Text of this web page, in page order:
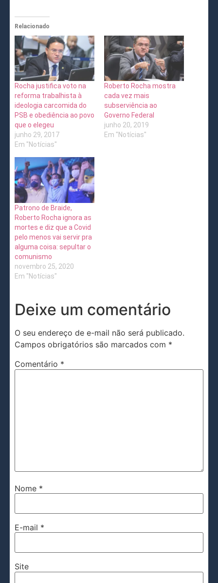
Relacionado
Rocha justifica voto na
reforma trabalhista à
ideologia carcomida do
PSB e obediência ao povo
que o elegeu
junho 29, 2017
Em "Notícias"
Roberto Rocha mostra
cada vez mais
subserviência ao
Governo Federal
junho 20, 2019
Em "Notícias"
Patrono de Braide,
Roberto Rocha ignora as
mortes e diz que a Covid
pelo menos vai servir pra
alguma coisa: sepultar o
comunismo
novembro 25, 2020
Em "Notícias"
Deixe um comentário
O seu endereço de e-mail não será publicado.
Campos obrigatórios são marcados com *
Comentário *
Nome *
E-mail *
Site